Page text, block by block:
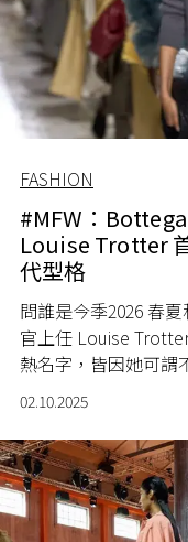
FASHION
#MFW：
Louise Trotter
代型格
問誰是今季2026 春
官上任 Louise
熱名字，皆因她可謂
02.10.2025